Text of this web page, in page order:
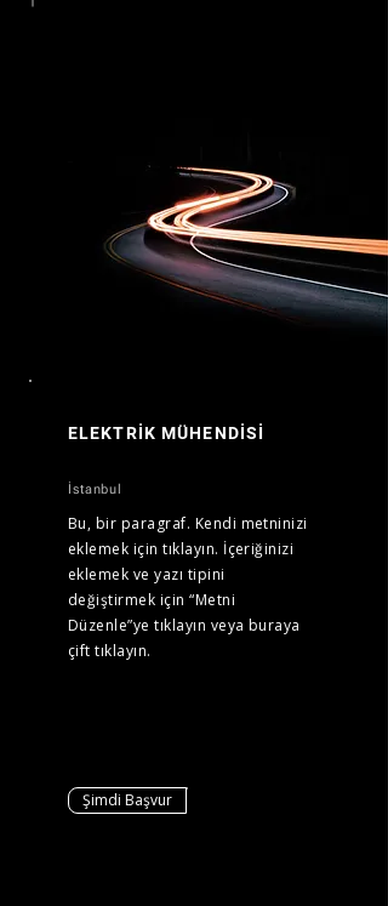
ELEKTRİK MÜHENDİSİ
İstanbul
Bu, bir paragraf. Kendi metninizi
eklemek için tıklayın. İçeriğinizi
eklemek ve yazı tipini
değiştirmek için “Metni
Düzenle”ye tıklayın veya buraya
çift tıklayın.
Şimdi Başvur